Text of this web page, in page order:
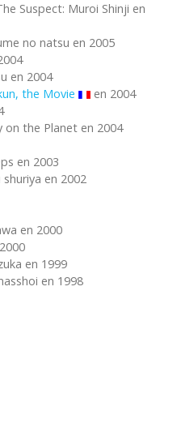
Suspect: Muroi Shinji en
no natsu en 2005
en 2004
the Movie
en 2004
on the Planet en 2004
en 2003
en 2002
en 2000
en 1999
en 1998